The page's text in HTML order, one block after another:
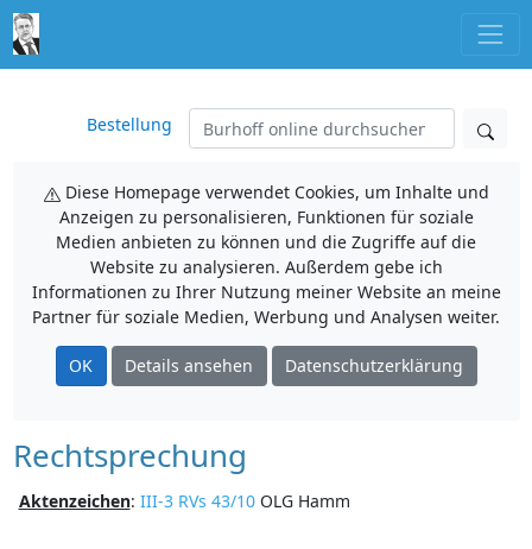
Bestellung
Diese Homepage verwendet Cookies, um Inhalte und
Anzeigen zu personalisieren, Funktionen für soziale
Medien anbieten zu können und die Zugriffe auf die
Website zu analysieren. Außerdem gebe ich
Informationen zu Ihrer Nutzung meiner Website an meine
Partner für soziale Medien, Werbung und Analysen weiter.
OK Details ansehen Datenschutzerklärung
Rechtsprechung
Aktenzeichen: III-3 RVs 43/10OLG Hamm